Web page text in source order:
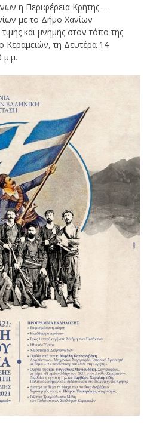
η Περιφέρεια Κρήτης –
με το Δήμο Χανίων
και μνήμης στον τόπο της
Κεραμειών, τη Δευτέρα 14
μ.μ.